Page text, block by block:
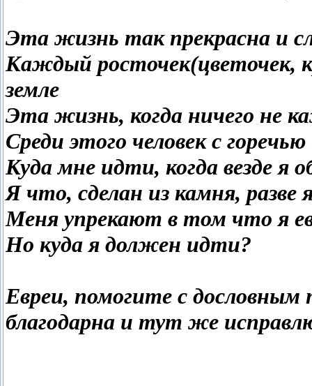
Эта жизнь так прекрасна и
Каждый росточек(цветочек,
земле
Эта жизнь, когда ничего не
Среди этого человек с
Куда мне идти, когда везде я
Я что, сделан из камня, разве
Меня упрекают в том что я
Но куда я должен идти?
Евреи, помогите с дословным
благодарна и тут же